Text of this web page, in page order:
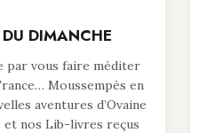
DIMANCHE
par vous faire méditer
Moussempès en
aventures d’Ovaine
nos Lib-livres reçus